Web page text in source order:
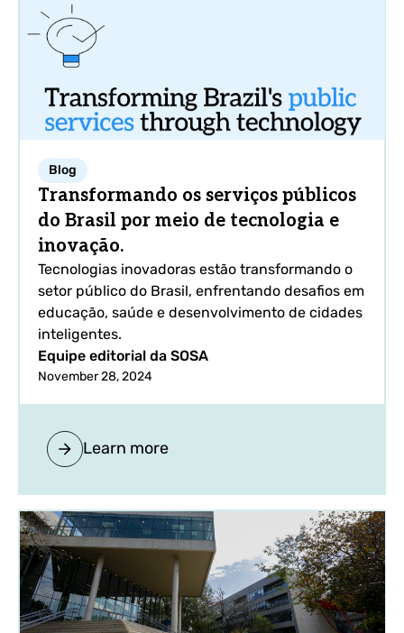
Blog
Transformando os serviços públicos
do Brasil por meio de tecnologia e
inovação.
Tecnologias inovadoras estão transformando o
setor público do Brasil, enfrentando desafios em
educação, saúde e desenvolvimento de cidades
inteligentes.
Equipe editorial da SOSA
November 28, 2024
Learn more